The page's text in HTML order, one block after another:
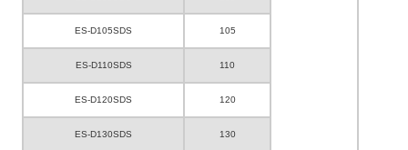
ES-D105SDS 105
ES-D110SDS 110
ES-D120SDS 120
ES-D130SDS 130